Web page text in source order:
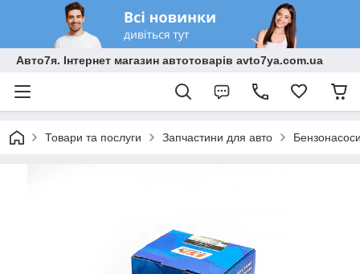
Авто7я. Інтернет магазин автотоварів avto7ya.com.ua
Товари та послуги Запчастини для авто